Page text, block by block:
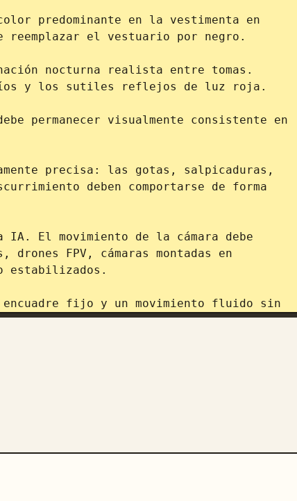
predominante en la vestimenta en
el vestuario por negro.
nocturna realista entre tomas.
fríos y los sutiles reflejos de luz roja.
permanecer visualmente consistente en
precisa: las gotas, salpicaduras,
deben comportarse de forma
El movimiento de la cámara debe
FPV, cámaras montadas en
estabilizados.
encuadre fijo y un movimiento fluido sin
y la lluvia.
en las tomas macro y la neblina